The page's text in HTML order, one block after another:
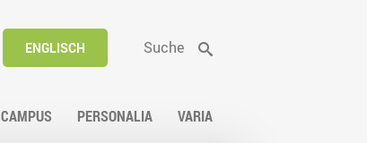
ENGLISCH Suche
CAMPUS PERSONALIA VARIA